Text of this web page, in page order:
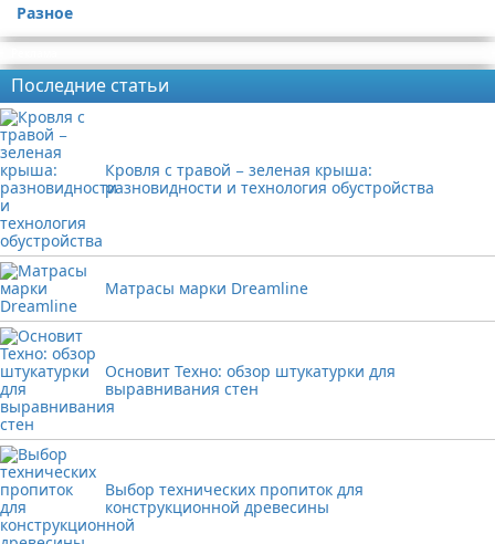
Разное
Последние статьи
Кровля с травой − зеленая крыша:
разновидности и технология обустройства
Матрасы марки Dreamline
Основит Техно: обзор штукатурки для
выравнивания стен
Выбор технических пропиток для
конструкционной древесины